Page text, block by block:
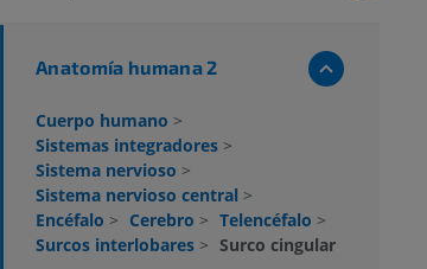
Anatomía humana 2
Cuerpo humano >
Sistemas integradores >
Sistema nervioso >
Sistema nervioso central >
Encéfalo > Cerebro > Telencéfalo >
Surcos interlobares > Surco cingular